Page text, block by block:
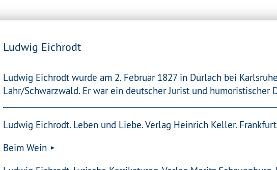
Ludwig Eichrodt
Ludwig Eichrodt wurde am 2. Februar 1827 in Durlach bei
Lahr/Schwarzwald. Er war ein deutscher Jurist und humoristischer
Ludwig Eichrodt. Leben und Liebe. Verlag Heinrich Keller.
Beim Wein